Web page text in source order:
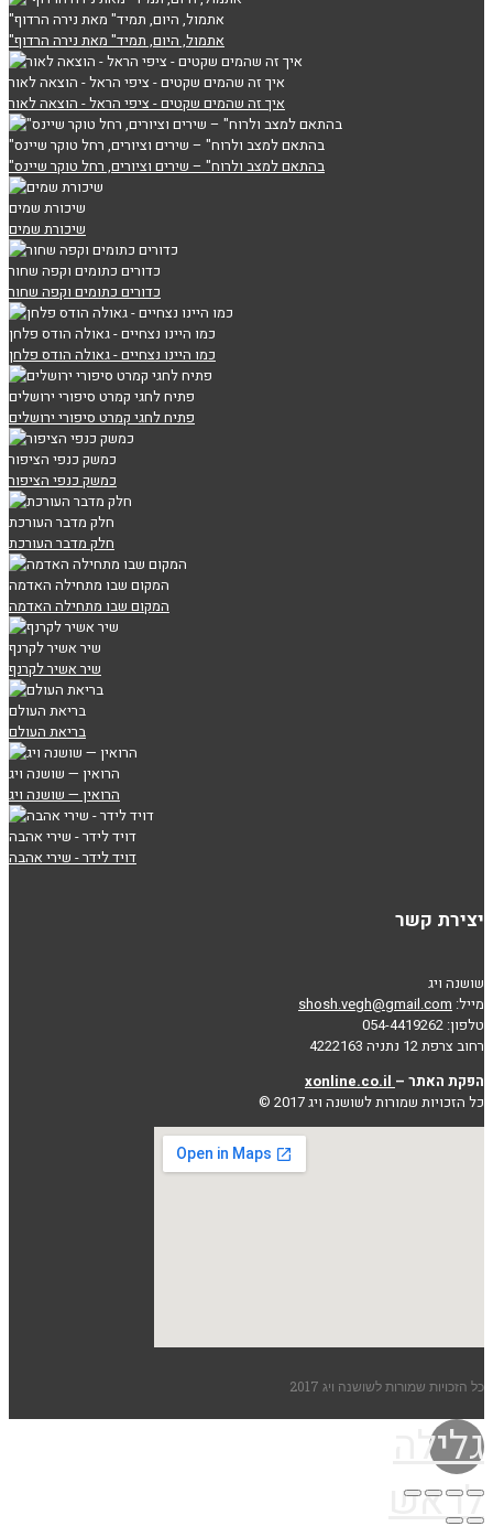
"אתמול, היום, תמיד" מאת נירה הרדוף
"אתמול, היום, תמיד" מאת נירה הרדוף
איך זה שהמים שקטים - ציפי הראל - הוצאה לאור
איך זה שהמים שקטים - ציפי הראל - הוצאה לאור
"בהתאם למצב ולרוח" – שירים וציורים, רחל טוקר שיינס
"בהתאם למצב ולרוח" – שירים וציורים, רחל טוקר שיינס
שיכורת שמים
שיכורת שמים
כדורים כתומים וקפה שחור
כדורים כתומים וקפה שחור
כמו היינו נצחיים - גאולה הודס פלחן
כמו היינו נצחיים - גאולה הודס פלחן
פתיח לחגי קמרט סיפורי ירושלים
פתיח לחגי קמרט סיפורי ירושלים
כמשק כנפי הציפור
כמשק כנפי הציפור
חלק מדבר העורכת
חלק מדבר העורכת
המקום שבו מתחילה האדמה
המקום שבו מתחילה האדמה
שיר אשיר לקרנף
שיר אשיר לקרנף
בריאת העולם
בריאת העולם
הרואין — שושנה ויג
הרואין — שושנה ויג
דויד לידר - שירי אהבה
דויד לידר - שירי אהבה
יצירת קשר
שושנה ויג
מייל: shosh.vegh@gmail.com
טלפון: 054-4419262
רחוב צרפת 12 נתניה 4222163
הפקת האתר –
כל הזכויות שמורות לשושנה ויג 2017 ©
כל הזכויות שמורות לשושנה ויג 2017
גלילה
לראש